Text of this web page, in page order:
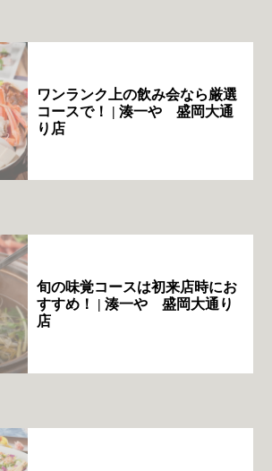
ワンランク上の飲み会なら厳選
コースで！ | 湊一や 盛岡大通
り店
旬の味覚コースは初来店時にお
すすめ！ | 湊一や 盛岡大通り
店